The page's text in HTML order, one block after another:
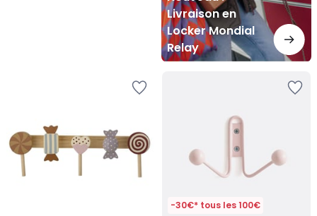
Livraison en
Locker Mondial
Relay
-30€* tous les 100€